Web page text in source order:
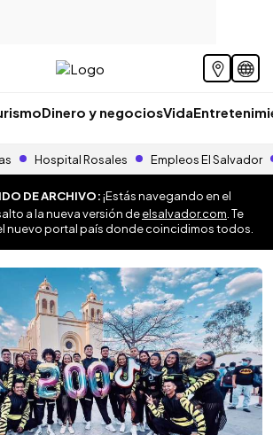
Dinero y negociosVida
Hospital Rosales Empleos El Salvador
DE ARCHIVO:¡Estás navegando en el
a la nueva versión deelsalvador.com . Te
nuevo portal país donde coincidimos todos.